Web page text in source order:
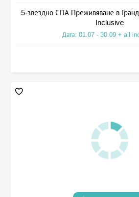
5-звездно СПА Преживяване в
Inclusive
Дата: 01.07 - 30.09 + all